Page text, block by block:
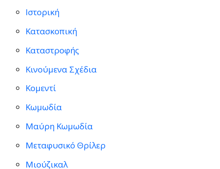
Ιστορική
Κατασκοπική
Καταστροφής
Κινούμενα Σχέδια
Κομεντί
Κωμωδία
Μαύρη Κωμωδία
Μεταφυσικό Θρίλερ
Μιούζικαλ